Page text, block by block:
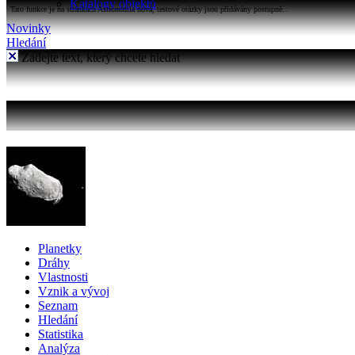
Katalogy objektů
Tato funkce je na stránkách Astronomia nová, testové otázky jsou přidávány postupně...
Novinky
Hledání
Zadejte text, který chcete hledat
Planetky
Dráhy
Vlastnosti
Vznik a vývoj
Seznam
Hledání
Statistika
Analýza